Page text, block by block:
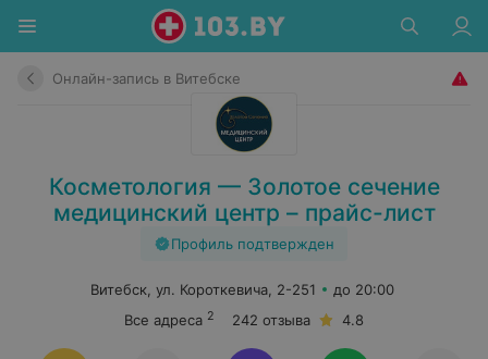
Онлайн-запись в Витебске
Косметология — Золотое сечение
медицинский центр – прайс-лист
Профиль подтвержден
Витебск, ул. Короткевича, 2-251
до 20:00
Все адреса 2 242 отзыва 4.8